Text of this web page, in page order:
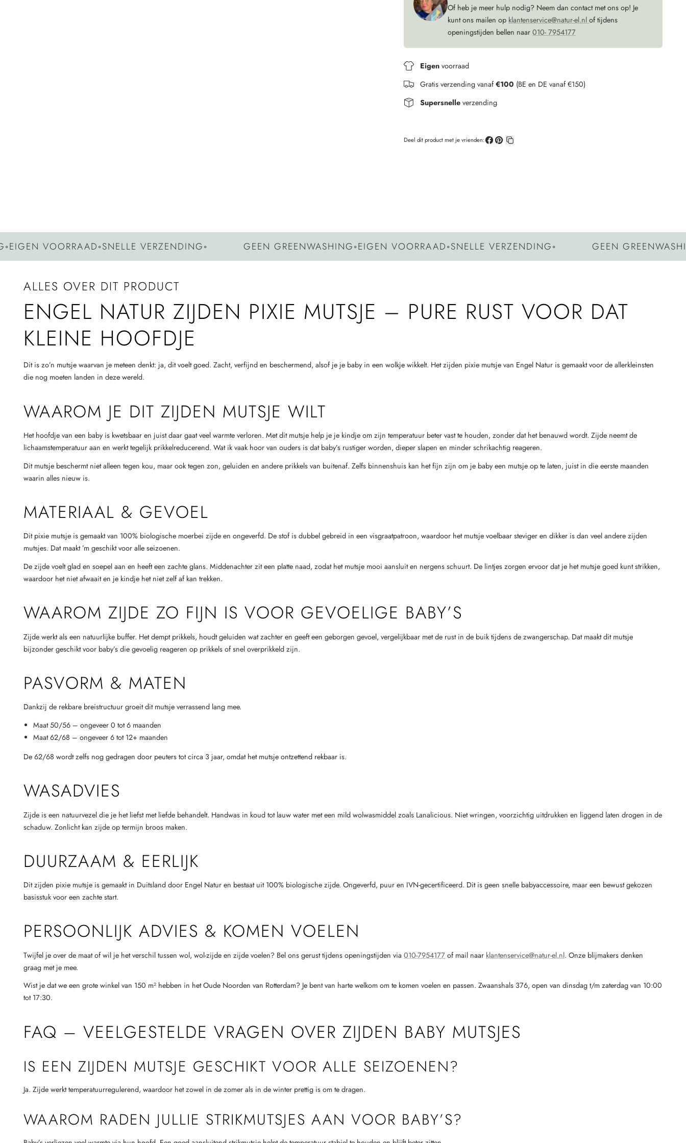
Of heb je meer hulp nodig? Neem dan contact met ons op! Je
kunt ons mailen op klantenservice@natur-el.nlof tijdens
openingstijden bellen naar010- 7954177
Eigen voorraad
Gratis verzending vanaf€100 (BE en DE vanaf €150)
Supersnelle verzending
Deel dit product met je vrienden:
VOORRAAD◦SNELLE VERZENDING◦ GEEN GREENWASHING◦EIGEN VOORRAAD◦SNELLE VERZENDING◦ GEEN GREENWASHING◦
ALLES OVER DIT PRODUCT
ENGEL NATUR ZIJDEN PIXIE MUTSJE – PURE RUST VOOR DAT
KLEINE HOOFDJE
Dit is zo’n mutsje waarvan je meteen denkt: ja, dit voelt goed. Zacht, verfijnd en beschermend, alsof je je baby in een wolkje wikkelt. Het zijden pixie mutsje van Engel Natur is gemaakt voor de allerkleinsten
die nog moeten landen in deze wereld.
WAAROM JE DIT ZIJDEN MUTSJE WILT
Het hoofdje van een baby is kwetsbaar en juist daar gaat veel warmte verloren. Met dit mutsje help je je kindje om zijn temperatuur beter vast te houden, zonder dat het benauwd wordt. Zijde neemt de
lichaamstemperatuur aan en werkt tegelijk prikkelreducerend. Wat ik vaak hoor van ouders is dat baby’s rustiger worden, dieper slapen en minder schrikachtig reageren.
Dit mutsje beschermt niet alleen tegen kou, maar ook tegen zon, geluiden en andere prikkels van buitenaf. Zelfs binnenshuis kan het fijn zijn om je baby een mutsje op te laten, juist in die eerste maanden
waarin alles nieuw is.
MATERIAAL & GEVOEL
Dit pixie mutsje is gemaakt van 100% biologische moerbei zijde en ongeverfd. De stof is dubbel gebreid in een visgraatpatroon, waardoor het mutsje voelbaar steviger en dikker is dan veel andere zijden
mutsjes. Dat maakt ’m geschikt voor alle seizoenen.
De zijde voelt glad en soepel aan en heeft een zachte glans. Middenachter zit een platte naad, zodat het mutsje mooi aansluit en nergens schuurt. De lintjes zorgen ervoor dat je het mutsje goed kunt strikken,
waardoor het niet afwaait en je kindje het niet zelf af kan trekken.
WAAROM ZIJDE ZO FIJN IS VOOR GEVOELIGE BABY’S
Zijde werkt als een natuurlijke buffer. Het dempt prikkels, houdt geluiden wat zachter en geeft een geborgen gevoel, vergelijkbaar met de rust in de buik tijdens de zwangerschap. Dat maakt dit mutsje
bijzonder geschikt voor baby’s die gevoelig reageren op prikkels of snel overprikkeld zijn.
PASVORM & MATEN
Dankzij de rekbare breistructuur groeit dit mutsje verrassend lang mee.
Maat 50/56 – ongeveer 0 tot 6 maanden
Maat 62/68 – ongeveer 6 tot 12+ maanden
De 62/68 wordt zelfs nog gedragen door peuters tot circa 3 jaar, omdat het mutsje ontzettend rekbaar is.
WASADVIES
Zijde is een natuurvezel die je het liefst met liefde behandelt. Handwas in koud tot lauw water met een mild wolwasmiddel zoals Lanalicious. Niet wringen, voorzichtig uitdrukken en liggend laten drogen in de
schaduw. Zonlicht kan zijde op termijn broos maken.
DUURZAAM & EERLIJK
Dit zijden pixie mutsje is gemaakt in Duitsland door Engel Natur en bestaat uit 100% biologische zijde. Ongeverfd, puur en IVN-gecertificeerd. Dit is geen snelle babyaccessoire, maar een bewust gekozen
basisstuk voor een zachte start.
PERSOONLIJK ADVIES & KOMEN VOELEN
Twijfel je over de maat of wil je het verschil tussen wol, wol-zijde en zijde voelen? Bel ons gerust tijdens openingstijden via 010-7954177 of mail naar klantenservice@natur-el.nl. Onze blijmakers denken
graag met je mee.
Wist je dat we een grote winkel van 150 m² hebben in het Oude Noorden van Rotterdam? Je bent van harte welkom om te komen voelen en passen. Zwaanshals 376, open van dinsdag t/m zaterdag van 10:00
tot 17:30.
FAQ – VEELGESTELDE VRAGEN OVER ZIJDEN BABY MUTSJES
IS EEN ZIJDEN MUTSJE GESCHIKT VOOR ALLE SEIZOENEN?
Ja. Zijde werkt temperatuurregulerend, waardoor het zowel in de zomer als in de winter prettig is om te dragen.
WAAROM RADEN JULLIE STRIKMUTSJES AAN VOOR BABY’S?